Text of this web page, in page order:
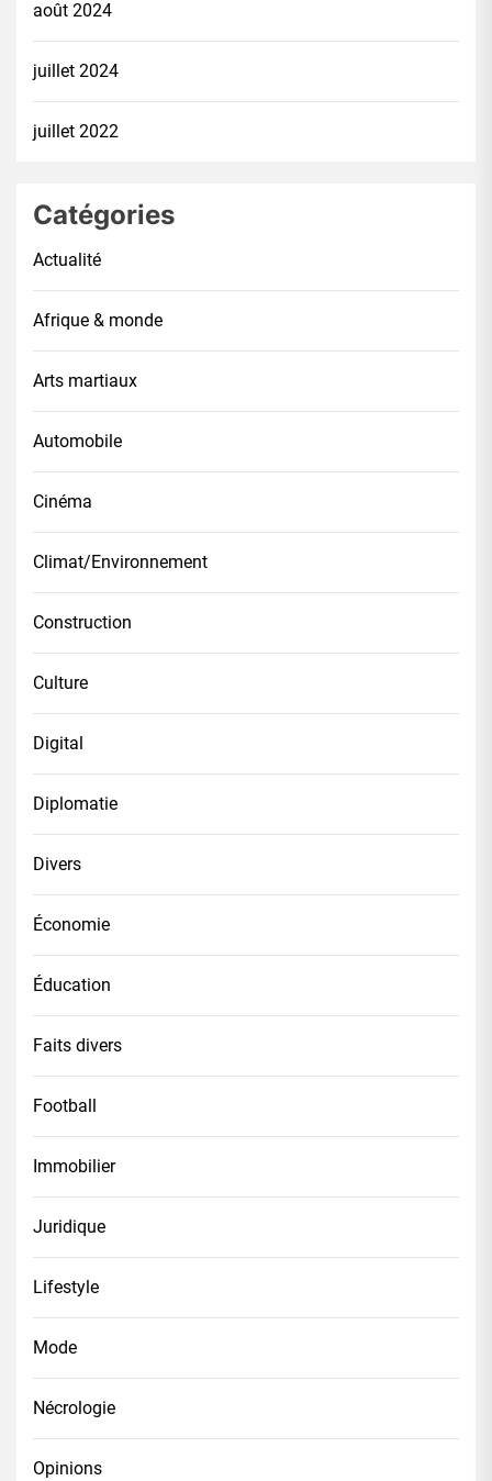
août 2024
juillet 2024
juillet 2022
Catégories
Actualité
Afrique & monde
Arts martiaux
Automobile
Cinéma
Climat/Environnement
Construction
Culture
Digital
Diplomatie
Divers
Économie
Éducation
Faits divers
Football
Immobilier
Juridique
Lifestyle
Mode
Nécrologie
Opinions